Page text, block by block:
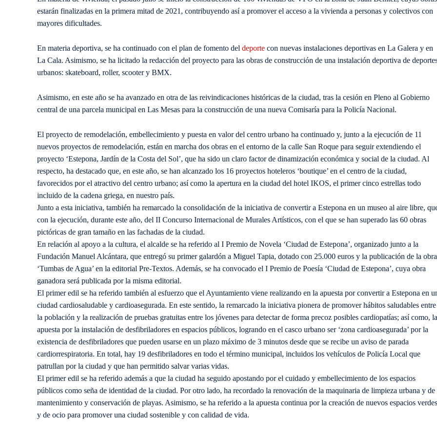
estarán finalizadas en la primera mitad de 2021, contribuyendo así a promover el acceso a la vivienda a personas y colectivos con
mayores dificultades.
En materia deportiva, se ha continuado con el plan de fomento del deporte con nuevas instalaciones deportivas en La Galera y en
La Cala. Asimismo, se ha licitado la redacción del proyecto para las obras de construcción de una instalación deportiva de
urbanos: skateboard, roller, scooter y BMX.
Asimismo, en este año se ha avanzado en otra de las reivindicaciones históricas de la ciudad, tras la cesión en Pleno al Gobierno
central de una parcela municipal en Las Mesas para la construcción de una nueva Comisaría para la Policía Nacional.
El proyecto de remodelación, embellecimiento y puesta en valor del centro urbano ha continuado y, junto a la ejecución de 11
nuevos proyectos de remodelación, están en marcha dos obras en el entorno de la calle San Roque para seguir extendiendo el
proyecto ‘Estepona, Jardín de la Costa del Sol’, que ha sido un claro factor de dinamización económica y social de la ciudad. Al
respecto, ha destacado que, en este año, se han alcanzado los 16 proyectos hoteleros ‘boutique’ en el centro de la ciudad,
favorecidos por el atractivo del centro urbano; así como la apertura en la ciudad del hotel IKOS, el primer cinco estrellas todo
incluido de la cadena griega, en nuestro país.
Junto a esta iniciativa, también ha remarcado la consolidación de la iniciativa de convertir a Estepona en un museo al aire libre,
con la ejecución, durante este año, del II Concurso Internacional de Murales Artísticos, con el que se han superado las 60 obras
pictóricas de gran tamaño en las fachadas de la ciudad.
En relación al apoyo a la cultura, el alcalde se ha referido al I Premio de Novela ‘Ciudad de Estepona’, organizado junto a la
Fundación Manuel Alcántara, que entregó su primer galardón a Miguel Tapia, dotado con 25.000 euros y la publicación de la obra
‘Tumbas de Agua’ en la editorial Pre-Textos. Además, se ha convocado el I Premio de Poesía ‘Ciudad de Estepona’, cuya obra
ganadora será publicada por la misma editorial.
El primer edil se ha referido también al esfuerzo que el Ayuntamiento viene realizando en la apuesta por convertir a Estepona en
ciudad cardiosaludable y cardioasegurada. En este sentido, la remarcado la iniciativa pionera de promover hábitos saludables entre
la población y la realización de pruebas gratuitas entre los jóvenes para detectar de forma precoz posibles cardiopatías; así como, la
apuesta por la instalación de desfibriladores en espacios públicos, logrando en el casco urbano ser ‘zona cardioasegurada’ por la
existencia de desfibriladores que pueden usarse en un plazo máximo de 3 minutos desde que se recibe un aviso de parada
cardiorrespiratoria. En total, hay 19 desfibriladores en todo el término municipal, incluidos los vehículos de Policía Local que
patrullan por la ciudad y que han permitido salvar varias vidas.
El primer edil se ha referido además a que la ciudad ha seguido apostando por el cuidado y embellecimiento de los espacios
públicos como seña de identidad de la ciudad. Por otro lado, ha recordado la renovación de la maquinaria de limpieza urbana y de
mantenimiento y conservación de playas. Asimismo, se ha referido a la apuesta continua por la creación de nuevos espacios verdes
y de ocio para promover una ciudad sostenible y con calidad de vida.